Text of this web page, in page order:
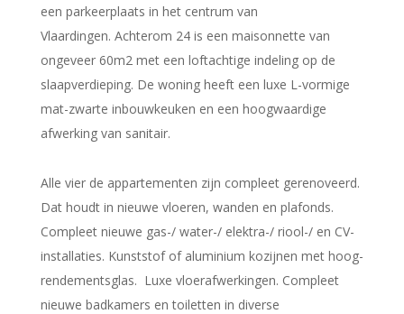
een parkeerplaats in het centrum van
Vlaardingen. Achterom 24 is een maisonnette van
ongeveer 60m2 met een loftachtige indeling op de
slaapverdieping. De woning heeft een luxe L-vormige
mat-zwarte inbouwkeuken en een hoogwaardige
afwerking van sanitair.
Alle vier de appartementen zijn compleet gerenoveerd.
Dat houdt in nieuwe vloeren, wanden en plafonds.
Compleet nieuwe gas-/ water-/ elektra-/ riool-/ en CV-
installaties. Kunststof of aluminium kozijnen met hoog-
rendementsglas. Luxe vloerafwerkingen. Compleet
nieuwe badkamers en toiletten in diverse